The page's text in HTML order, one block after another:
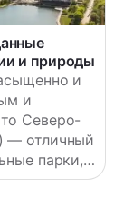
и природы
и
и
Северо-
— отличный
парки,